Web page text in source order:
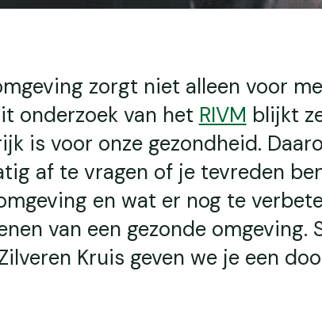
zorgt niet alleen voor
onderzoek van het RIVM blijkt
is voor onze gezondheid.
af te vragen of je tevreden
en wat er nog te
van een gezonde omgeving.
Kruis geven we je een